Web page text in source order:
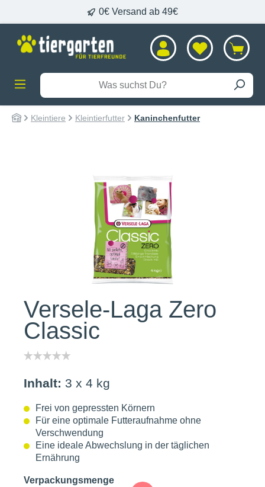
0€ Versand ab 49€
Kleintiere Kleintierfutter Kaninchenfutter
Versele-Laga Zero
Classic
Inhalt: 3 x 4 kg
Frei von gepressten Körnern
Für eine optimale Futteraufnahme ohne
Verschwendung
Eine ideale Abwechslung in der täglichen
Ernährung
Verpackungsmengeauswählen